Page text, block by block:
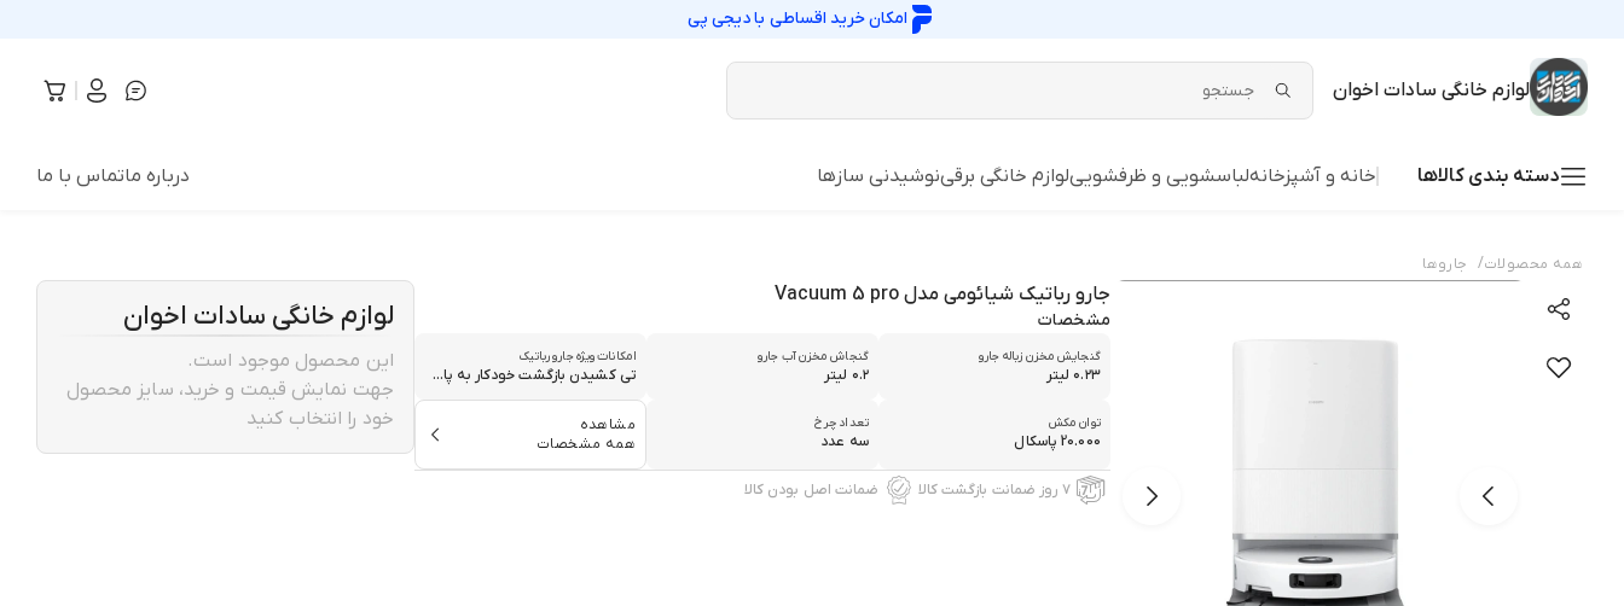
امکان خرید اقساطی بادیجی پی
لوازم خانگی سادات اخوان
دسته بندی کالاها خانه و آشپزخانهلباسشویی و ظرفشوییلوازم خانگی برقینوشیدنی سازها درباره ماتماس با ما
همه محصولات/ جاروها
جارو رباتیک شیائومی مدل Vacuum 5 pro
مشخصات
گنجایش مخزن زباله جارو
۰.۲۳ لیتر
گنجاش مخزن آب جارو
۰.۲ لیتر
امکانات ویژه جارو رباتیک
تی‌ کشیدن بازگشت خودکار به پا...
توان مکش
20.000 پاسکال
تعداد چرخ
سه عدد
مشاهده
همه مشخصات
۷ روز ضمانت بازگشت کالا ضمانت اصل بودن کالا
لوازم خانگی سادات اخوان
این محصول موجود است.
جهت نمایش قیمت و خرید، سایز محصول
خود را انتخاب کنید